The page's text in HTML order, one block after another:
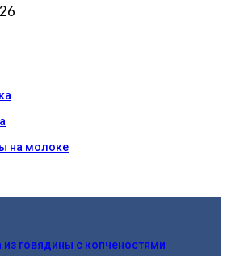
на молоке
говядины с копченостями